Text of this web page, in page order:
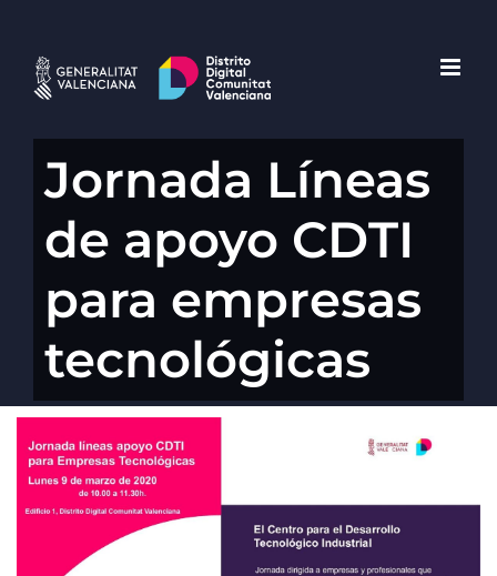
contenido
Jornada Líneas
de apoyo CDTI
para empresas
tecnológicas